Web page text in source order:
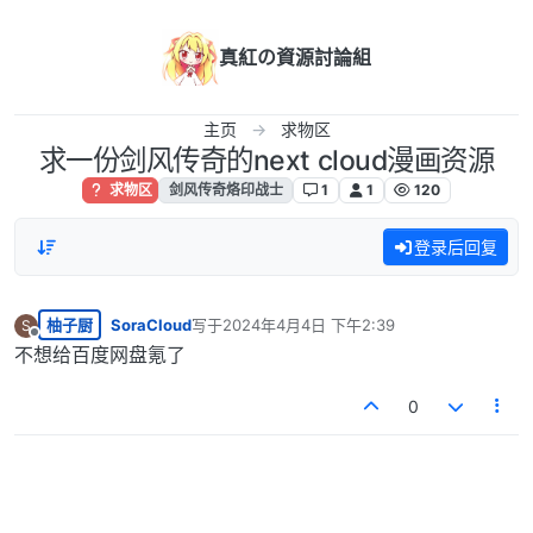
真紅の資源討論組
主页 求物区
求一份剑风传奇的next cloud漫画资源
求物区 剑风传奇烙印战士 1 1 120
登录后回复
S
离线
柚子厨 SoraCloud写于2024年4月4日 下午2:39
最后由 编辑
不想给百度网盘氪了
0